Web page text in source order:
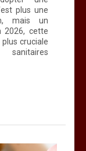
3
minutes
plus une
mais un
2026, cette
cruciale